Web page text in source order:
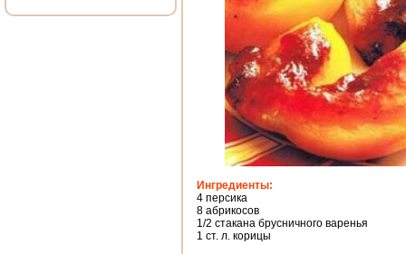
Ингредиенты:
4 персика
8 абрикосов
1/2 стакана брусничного варенья
1 ст. л. корицы